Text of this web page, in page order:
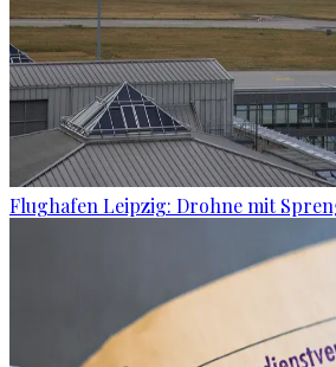
Flughafen Leipzig: Drohne mit